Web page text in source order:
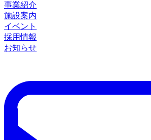
事業紹介
施設案内
イベント
採用情報
お知らせ